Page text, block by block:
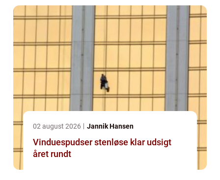
02 august 2026 Jannik Hansen
Vinduespudser stenløse klar udsigt
året rundt